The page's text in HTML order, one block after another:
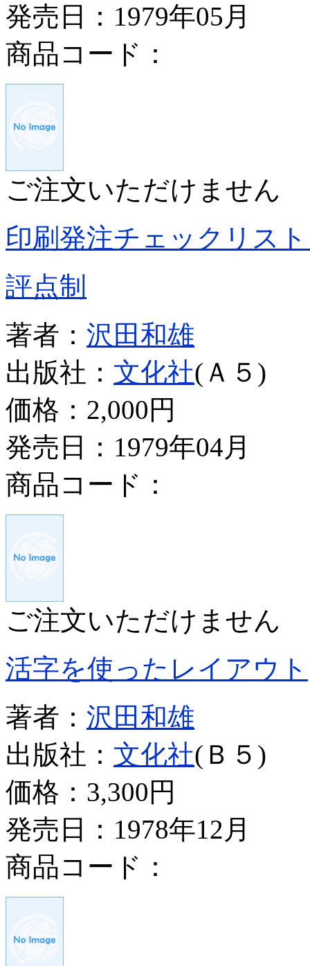
発売日：1979年05月
商品コード：
ご注文いただけません
印刷発注チェックリス
評点制
著者： 沢田和雄
出版社： 文化社(Ａ５)
価格： 2,000円
発売日：1979年04月
商品コード：
ご注文いただけません
活字を使ったレイアウト
著者： 沢田和雄
出版社： 文化社(Ｂ５)
価格： 3,300円
発売日：1978年12月
商品コード：